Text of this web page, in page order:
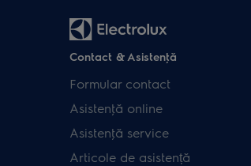
Contact & Asistenţă
Formular contact
Asistenţă online
Asistenţă service
Articole de asistență